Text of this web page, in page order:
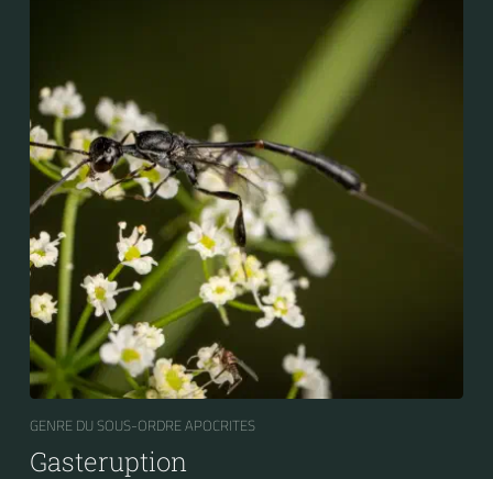
GENRE DU SOUS-ORDRE APOCRITES
Gasteruption